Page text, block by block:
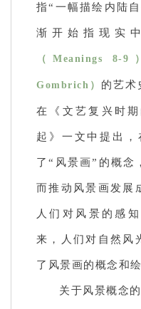
指“一幅描绘内陆
渐开始指现实
（Meanings 8-9
Gombrich） 的艺术
在《文艺复兴时
起》一文中提出
了“风景画”的概念
而推动风景画发展
人们对风景的感
来，人们对自然风
了风景画的概念和
关于风景概念